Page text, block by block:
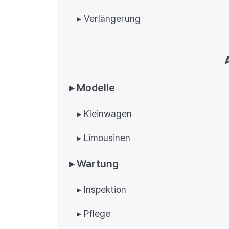
▸ Verlängerung
▸ Modelle
▸ Kleinwagen
▸ Limousinen
▸ Wartung
▸ Inspektion
▸ Pflege